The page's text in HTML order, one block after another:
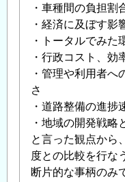
・車種間の負担割
・経済に及ぼす影
・トータルでみた
・行政コスト、効
・管理や利用者へ
さ
・道路整備の進捗
・地域の開発戦略
と言った観点から
度との比較を行な
断片的な事柄のみ